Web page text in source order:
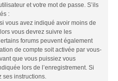
et votre mot de passe. S’ils
:
vous avez indiqué avoir moins de
vous devrez suivre les
forums peuvent également
de compte soit activée par vous-
que vous puissiez vous
lors de l’enregistrement. Si
ses instructions.